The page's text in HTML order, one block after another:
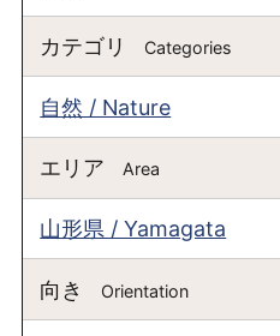
カテゴリ Categories
自然 / Nature
エリア Area
山形県 / Yamagata
向き Orientation